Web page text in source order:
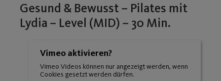
Gesund & Bewusst – Pilates mit
Lydia – Level (MID) – 30 Min.
Vimeo aktivieren?
Vimeo Videos können nur angezeigt werden, wenn
Cookies gesetzt werden dürfen.